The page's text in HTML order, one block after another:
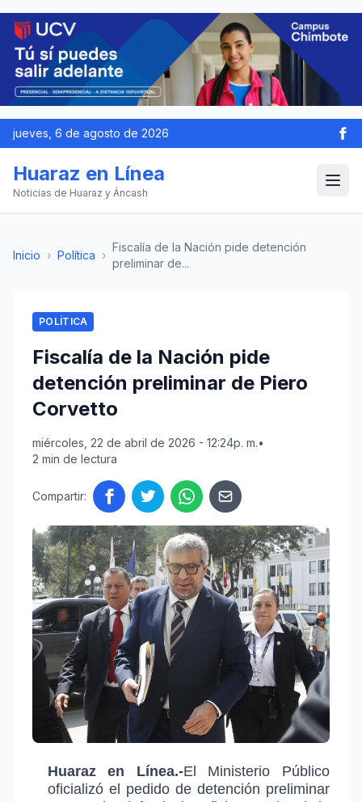
jueves, 6 de agosto de 2026
Huaraz en Línea
Noticias de Huaraz y Áncash
Inicio › Política ›
Fiscalía de la Nación pide detención
preliminar de...
POLÍTICA
Fiscalía de la Nación pide
detención preliminar de Piero
Corvetto
miércoles, 22 de abril de 2026 - 12:24p. m.•
2 min de lectura
Compartir:
Huaraz en Línea.-El Ministerio Público
oficializó el pedido de detención preliminar